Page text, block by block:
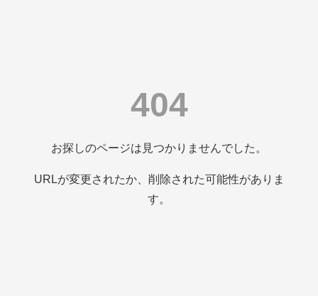
404
お探しのページは見つかりませんでした。
URLが変更されたか、削除された可能性がありま
す。